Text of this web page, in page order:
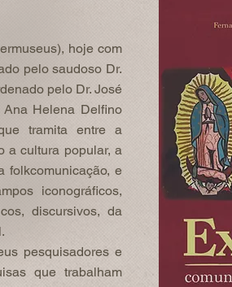
hoje com
pelo saudoso Dr.
pelo Dr. José
Helena Delfino
tramita entre a
a cultura popular, a
folkcomunicação, e
iconográficos,
discursivos, da
pesquisadores e
que trabalham